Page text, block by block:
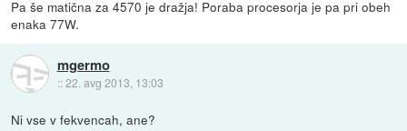
Pa še matična za 4570 je dražja! Poraba procesorja je pa pri obeh
enaka 77W.
mgermo
::22. avg 2013, 13:03
Ni vse v fekvencah, ane?